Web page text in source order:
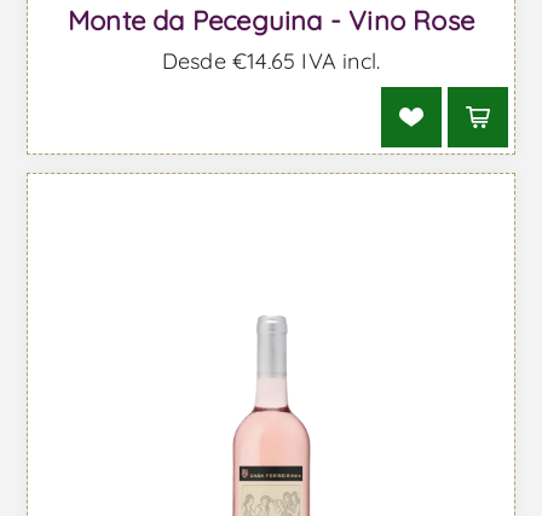
Monte da Peceguina - Vino Rose
Desde €14,65 IVA incl.